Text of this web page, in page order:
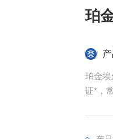
珀
珀金埃
证*，